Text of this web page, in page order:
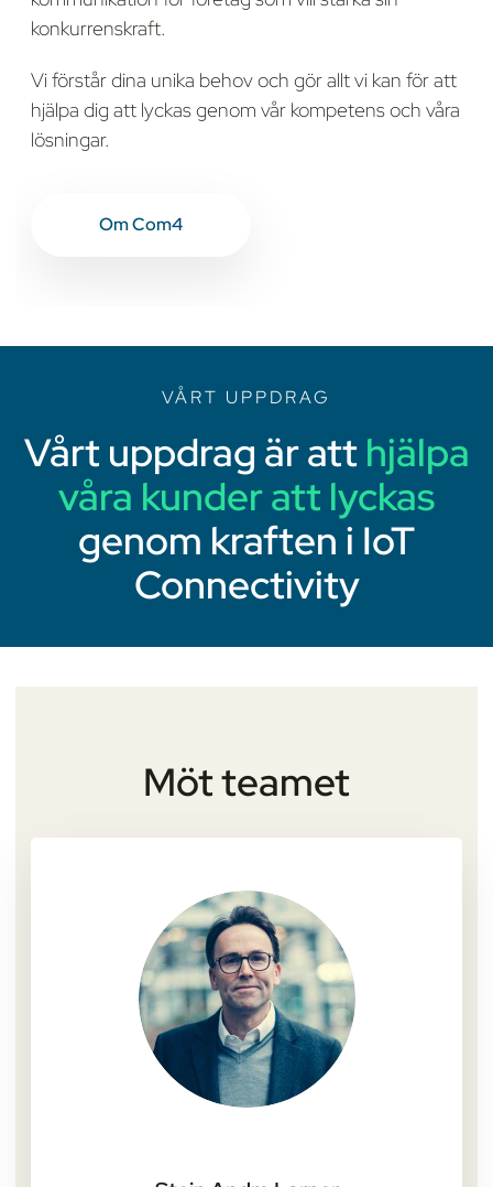
konkurrenskraft.
Vi förstår dina unika behov och gör allt vi kan för att
hjälpa dig att lyckas genom vår kompetens och våra
lösningar.
Om Com4
VÅRT UPPDRAG
Vårt uppdrag är atthjälpa
våra kunder att lyckas
genom kraften i IoT
Connectivity
Möt teamet